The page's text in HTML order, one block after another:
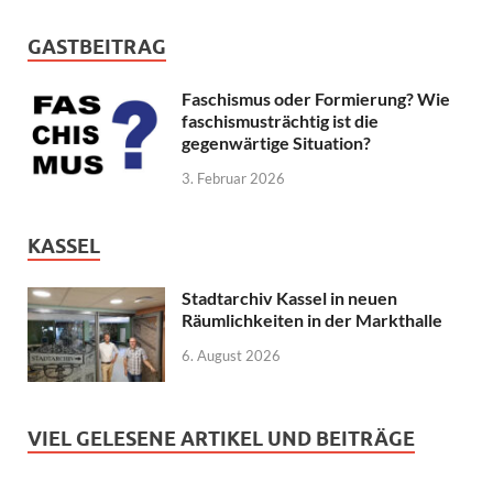
GASTBEITRAG
Faschismus oder Formierung? Wie
faschismusträchtig ist die
gegenwärtige Situation?
3. Februar 2026
KASSEL
Stadtarchiv Kassel in neuen
Räumlichkeiten in der Markthalle
6. August 2026
VIEL GELESENE ARTIKEL UND BEITRÄGE